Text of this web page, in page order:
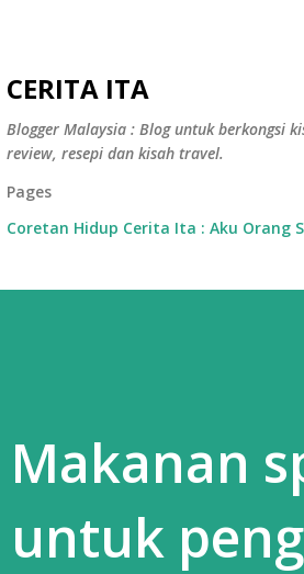
CERITA ITA
Blogger Malaysia : Blog untuk berkongsi
review, resepi dan kisah travel.
Pages
Coretan Hidup Cerita Ita : Aku Orang
Makanan
untuk